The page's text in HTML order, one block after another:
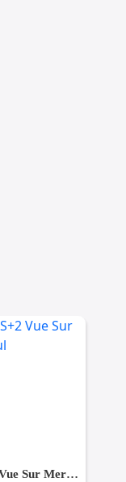
A Vendre Appartement S+2 Vue Sur Mer à AFH Mrezga, Nabeul